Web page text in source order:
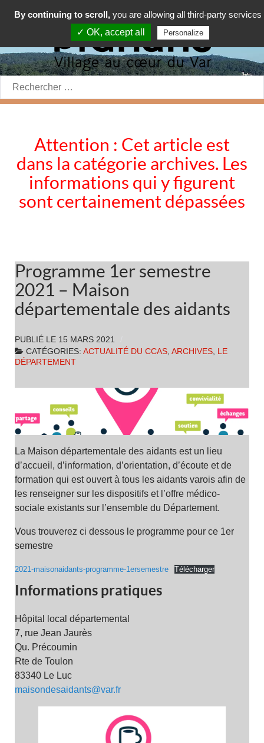
Rechercher:
Attention : Cet article est
dans la catégorie archives. Les
informations qui y figurent
sont certainement dépassées
Programme 1er semestre
2021 – Maison
départementale des aidants
PUBLIÉ LE 15 MARS 2021
CATÉGORIES: ACTUALITÉ DU CCAS, ARCHIVES, LE
DÉPARTEMENT
La Maison départementale des aidants est un lieu
d’accueil, d’information, d’orientation, d’écoute et de
formation qui est ouvert à tous les aidants varois afin de
les renseigner sur les dispositifs et l’offre médico-
sociale existants sur l’ensemble du Département.
Vous trouverez ci dessous le programme pour ce 1er
semestre
2021-maisonaidants-programme-1ersemestre Télécharger
Informations pratiques
Hôpital local départemental
7, rue Jean Jaurès
Qu. Précoumin
Rte de Toulon
83340 Le Luc
maisondesaidants@var.fr
By continuing to scroll, you are allowing all third-party services
✓ OK, accept all
Personalize